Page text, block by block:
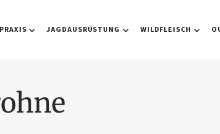
JAGDAUSRÜSTUNG WILDFLEISCH